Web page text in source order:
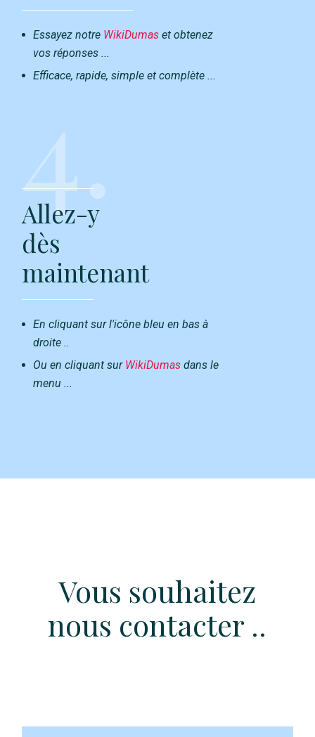
Essayez notre WikiDumas et obtenez
vos réponses ...
Efficace, rapide, simple et complète ...
4.
Allez-y
dès
maintenant
En cliquant sur l'icône bleu en bas à
droite ..
Ou en cliquant sur WikiDumas dans le
menu ...
Vous souhaitez
nous contacter ..